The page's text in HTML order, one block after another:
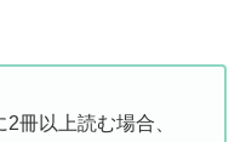
冊以上読む場合、